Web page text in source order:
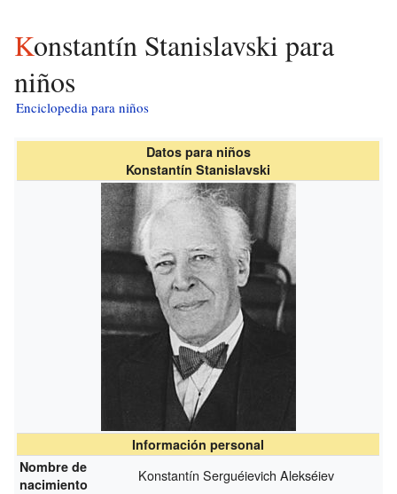
Konstantín Stanislavski para
niños
Enciclopedia para niños
Datos para niños
Konstantín Stanislavski
Información personal
Nombre de
nacimiento
Konstantín Serguéievich Alekséiev